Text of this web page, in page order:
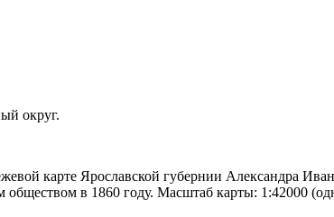
округ.
карте Ярославской губернии Александра
в 1860 году. Масштаб карты: 1:42000